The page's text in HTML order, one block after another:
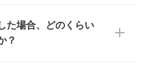
フォームにて『ゲス
らお進みのうえ、
た場合、どのくらい
？